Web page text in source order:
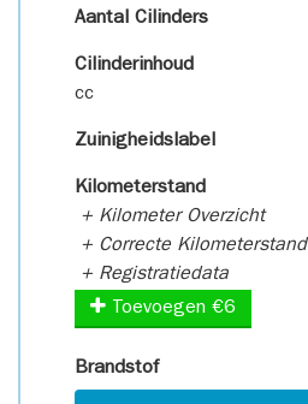
Aantal Cilinders
Cilinderinhoud
cc
Zuinigheidslabel
Kilometerstand
+ Kilometer Overzicht
+ Correcte Kilometerstand
+ Registratiedata
Toevoegen €6
Brandstof